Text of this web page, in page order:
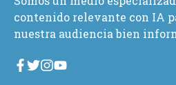
contenido relevante con IA
nuestra audiencia bien